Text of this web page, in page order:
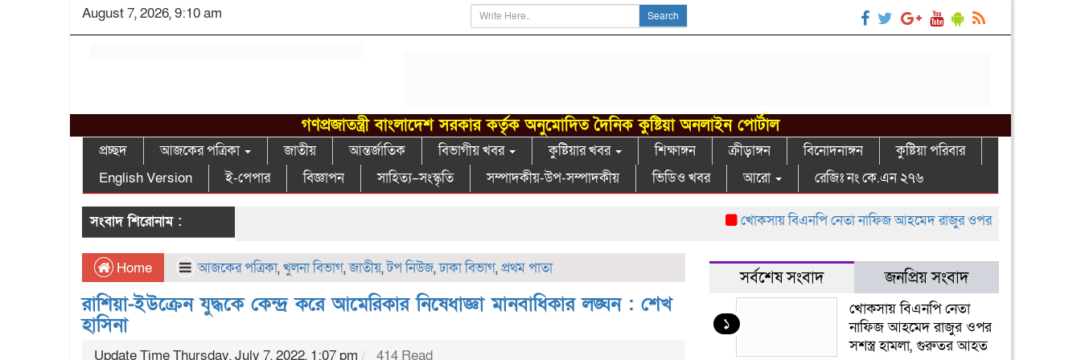
August 7, 2026, 9:10 am Search
গণপ্রজাতন্ত্রী বাংলাদেশ সরকার কর্তৃক অনুমোদিত দৈনিক কুষ্টিয়া অনলাইন পোর্টাল
প্রচ্ছদ আজকের পত্রিকা জাতীয় আন্তর্জাতিক বিভাগীয় খবর কুষ্টিয়ার খবর শিক্ষাঙ্গন ক্রীড়াঙ্গন বিনোদনাঙ্গন
কুষ্টিয়া পরিবার
English Version
ই-পেপার বিজ্ঞাপন সাহিত্য–সংস্কৃতি সম্পাদকীয়-উপ-সম্পাদকীয় ভিডিও খবর আরো রেজিঃ নং কে.এন ২৭৬
সংবাদ শিরোনাম : খোকসায় বিএনপি নেতা নাফিজ আহমেদ রাজুর ওপর সশস্ত্র হামলা, গুরুতর
Home আজকের পত্রিকা,খুলনা বিভাগ,জাতীয়,টপ নিউজ,ঢাকা বিভাগ,প্রথম পাতা
রাশিয়া-ইউক্রেন যুদ্ধকে কেন্দ্র করে আমেরিকার নিষেধাজ্ঞা মানবাধিকার লঙ্ঘন : শেখ
হাসিনা
Update Time Thursday, July 7, 2022, 1:07 pm 414 Read
সর্বশেষ সংবাদ জনপ্রিয় সংবাদ
১
খোকসায় বিএনপি নেতা
নাফিজ আহমেদ রাজুর ওপর
সশস্ত্র হামলা, গুরুতর আহত